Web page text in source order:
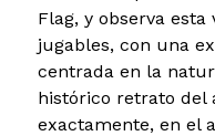
Flag, y observa
jugables, con una
centrada en la
histórico retrato del
exactamente, en el